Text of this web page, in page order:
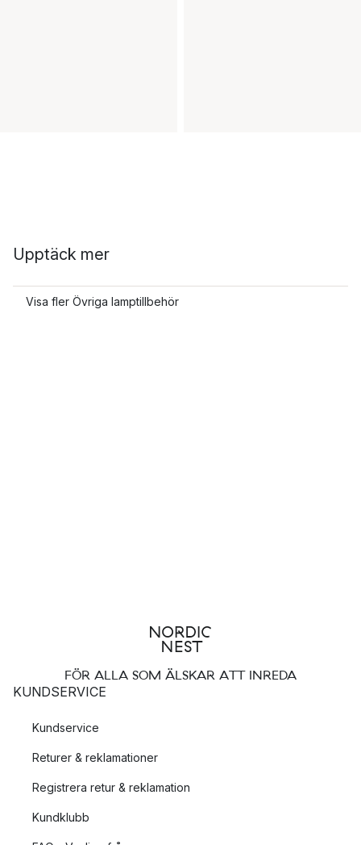
Upptäck mer
Visa fler Övriga lamptillbehör
FÖR ALLA SOM ÄLSKAR ATT INREDA
KUNDSERVICE
Kundservice
Returer & reklamationer
Registrera retur & reklamation
Kundklubb